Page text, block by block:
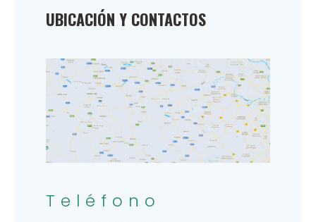
UBICACIÓN Y CONTACTOS
Teléfono